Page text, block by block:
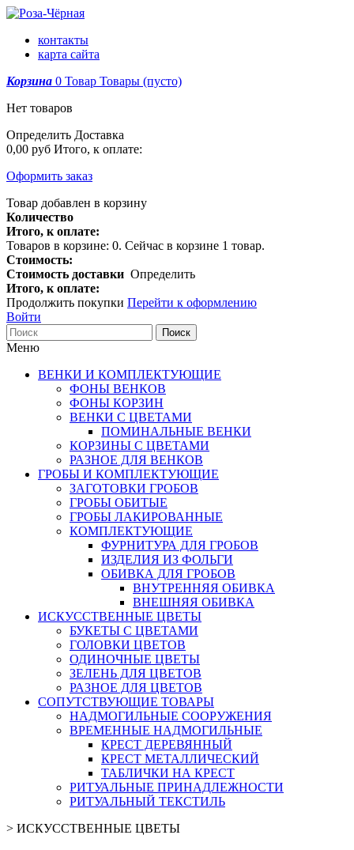
контакты
карта сайта
Корзина 0 Товар Товары (пусто)
Нет товаров
Определить Доставка
0,00 руб Итого, к оплате:
Оформить заказ
Товар добавлен в корзину
Количество
Итого, к оплате:
Товаров в корзине: 0. Сейчас в корзине 1 товар.
Стоимость:
Стоимость доставки Определить
Итого, к оплате:
Продолжить покупки Перейти к оформлению
Войти
Поиск
Меню
ВЕНКИ И КОМПЛЕКТУЮЩИЕ
ФОНЫ ВЕНКОВ
ФОНЫ КОРЗИН
ВЕНКИ С ЦВЕТАМИ
ПОМИНАЛЬНЫЕ ВЕНКИ
КОРЗИНЫ С ЦВЕТАМИ
РАЗНОЕ ДЛЯ ВЕНКОВ
ГРОБЫ И КОМПЛЕКТУЮЩИЕ
ЗАГОТОВКИ ГРОБОВ
ГРОБЫ ОБИТЫЕ
ГРОБЫ ЛАКИРОВАННЫЕ
КОМПЛЕКТУЮЩИЕ
ФУРНИТУРА ДЛЯ ГРОБОВ
ИЗДЕЛИЯ ИЗ ФОЛЬГИ
ОБИВКА ДЛЯ ГРОБОВ
ВНУТРЕННЯЯ ОБИВКА
ВНЕШНЯЯ ОБИВКА
ИСКУССТВЕННЫЕ ЦВЕТЫ
БУКЕТЫ С ЦВЕТАМИ
ГОЛОВКИ ЦВЕТОВ
ОДИНОЧНЫЕ ЦВЕТЫ
ЗЕЛЕНЬ ДЛЯ ЦВЕТОВ
РАЗНОЕ ДЛЯ ЦВЕТОВ
СОПУТСТВУЮЩИЕ ТОВАРЫ
НАДМОГИЛЬНЫЕ СООРУЖЕНИЯ
ВРЕМЕННЫЕ НАДМОГИЛЬНЫЕ
КРЕСТ ДЕРЕВЯННЫЙ
КРЕСТ МЕТАЛЛИЧЕСКИЙ
ТАБЛИЧКИ НА КРЕСТ
РИТУАЛЬНЫЕ ПРИНАДЛЕЖНОСТИ
РИТУАЛЬНЫЙ ТЕКСТИЛЬ
> ИСКУССТВЕННЫЕ ЦВЕТЫ